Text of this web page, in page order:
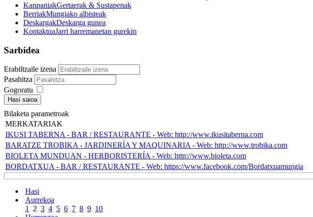
KanpaniakGertaerak & Sustapenak
BerriakMungiako albisteak
DeskargakDeskarga gunea
KontaktuaJarri harremanetan gurekin
Sarbidea
Erabiltzaile izena
Pasahitza
Gogoratu
Hasi saioa
Bilaketa parametroak
MERKATARIAK
IKUSI TABERNA - BAR / RESTAURANTE - Web: http://www.ikusitaberna.com
BARATZE TROBIKA - JARDINERÍA Y MAQUINARIA - Web: http://www.trobika.com
BIOLETA MUNDUAN - HERBORISTERÍA - Web: http://www.bioleta.com
BORDATXUA - BAR / RESTAURANTE - Web: https://www.facebook.com/Bordatxuamungia
Hasi
Aurrekoa
1 2 3 4 5 6 7 8 9 10